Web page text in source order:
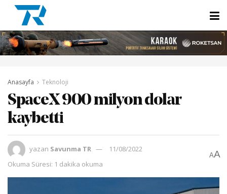
Anasayfa Teknoloji
SpaceX 900 milyon dolar
kaybetti
yazan Savunma TR
11/08/2022
Okuma Süresi: 1 dakika okuma
AA